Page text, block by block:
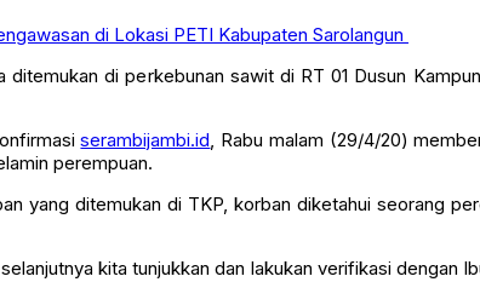
di Lokasi PETI Kabupaten Sarolangun
di perkebunan sawit di RT 01 Dusun
serambijambi.id, Rabu malam (29/4/20)
perempuan.
yang ditemukan di TKP, korban diketahui seorang
kita tunjukkan dan lakukan verifikasi dengan